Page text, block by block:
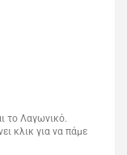
το Λαγωνικό.
κλικ για να πάμε